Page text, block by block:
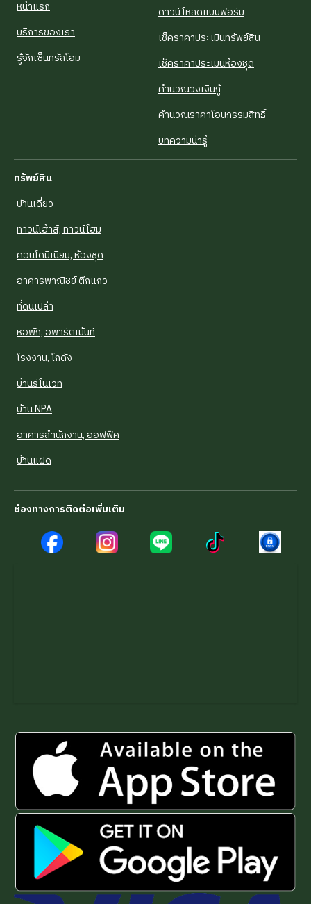
หน้าแรก
บริการของเรา
รู้จักเซ็นทรัลโฮม
ดาวน์โหลดแบบฟอร์ม
เช็คราคาประเมินทรัพย์สิน
เช็คราคาประเมินห้องชุด
คำนวณวงเงินกู้
คำนวณราคาโอนกรรมสิทธิ์
บทความน่ารู้
ทรัพย์สิน
บ้านเดี่ยว
ทาวน์เฮ้าส์, ทาวน์โฮม
คอนโดมิเนียม, ห้องชุด
อาคารพาณิชย์ ตึกแถว
ที่ดินเปล่า
หอพัก, อพาร์ตเม้นท์
โรงงาน, โกดัง
บ้านรีโนเวท
บ้าน NPA
อาคารสำนักงาน, ออฟฟิศ
บ้านแฝด
ช่องทางการติดต่อเพิ่มเติม